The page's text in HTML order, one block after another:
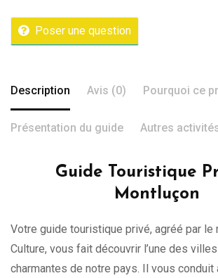
Poser une question
Description Avis (0) Pourquoi ce
Présentation du guide Autres
Guide Touristique
Montluçon
Votre guide touristique privé, agréé par le
Culture, vous fait découvrir l’une des
charmantes de notre pays. Il vous conduit